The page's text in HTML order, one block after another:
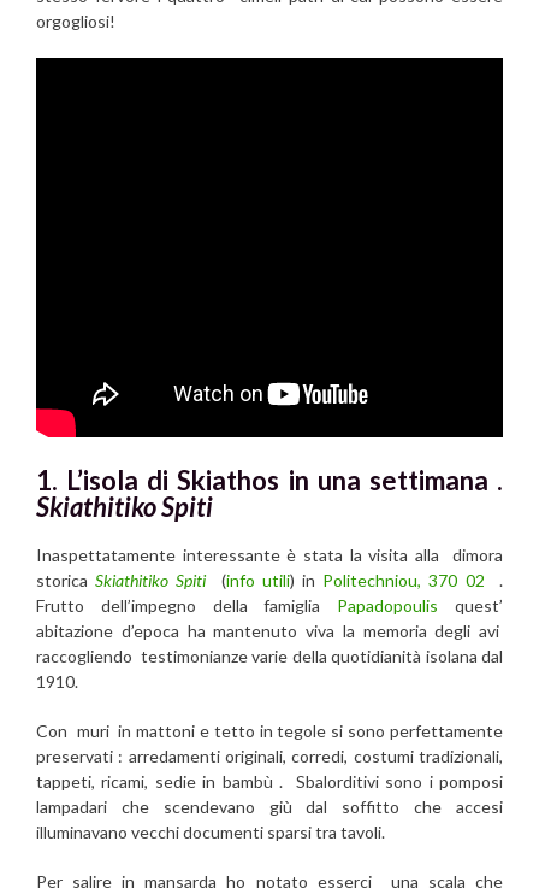
orgogliosi!
1. L’isola di Skiathos in una settimana .
Skiathitiko Spiti
Inaspettatamente interessante è stata la visita alla dimora
storicaSkiathitiko Spiti (info utili) in Politechniou, 370 02
.
Frutto dell’impegno della famiglia Papadopoulis quest’
abitazione d’epoca ha mantenuto viva la memoria degli avi
raccogliendo testimonianze varie della quotidianità isolana dal
1910.
Con muri in mattoni e tetto in tegole si sono perfettamente
preservati : arredamenti originali, corredi, costumi tradizionali,
tappeti, ricami, sedie in bambù . Sbalorditivi sono i pomposi
lampadari che scendevano giù dal soffitto che accesi
illuminavano vecchi documenti sparsi tra tavoli.
Per salire in mansarda ho notato esserci una scala che